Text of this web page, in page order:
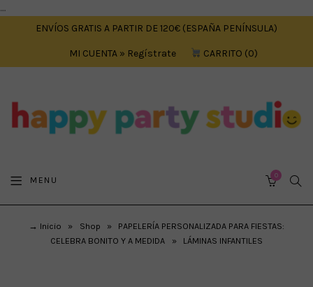
....
ENVÍOS GRATIS A PARTIR DE 120€ (ESPAÑA PENÍNSULA)
MI CUENTA » Regístrate CARRITO 0
MENU 0
→ Inicio » Shop »
PAPELERÍA PERSONALIZADA PARA FIESTAS:
CELEBRA BONITO Y A MEDIDA
» LÁMINAS INFANTILES